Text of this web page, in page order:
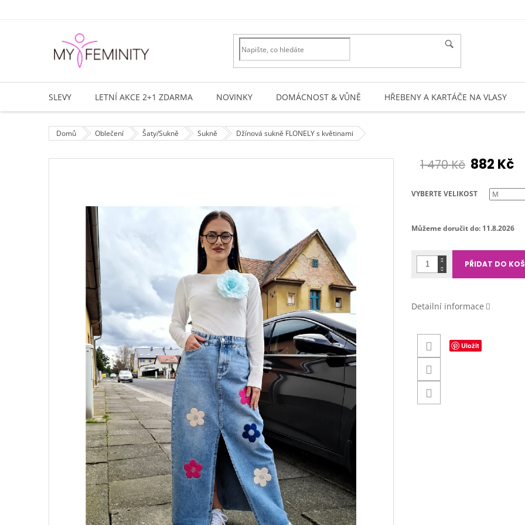
SLEVY LETNÍ AKCE 2+1 ZDARMA NOVINKY DOMÁCNOST & VŮNĚ HŘEBENY A KARTÁČE NA VLASY
Domů Oblečení Šaty/Sukně Sukně Džínová sukně FLONELY s květinami
1 470 Kč 882 Kč
cena:
VYBERTE VELIKOST
Můžeme doručit do: 11.8.2026
PŘIDAT DO
Detailní informace
Uložit